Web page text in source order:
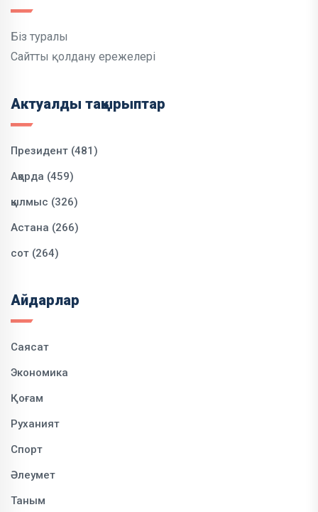
Біз туралы
Сайтты қолдану ережелері
Актуалды тақырыптар
Президент (481)
Ақорда (459)
қылмыс (326)
Астана (266)
сот (264)
Айдарлар
Саясат
Экономика
Қоғам
Руханият
Спорт
Әлеумет
Таным